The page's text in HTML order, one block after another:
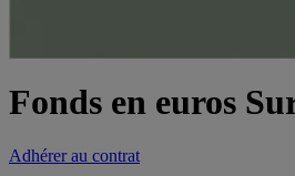
Fonds en euros
Adhérer au contrat